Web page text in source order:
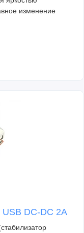
изменение
DC-DC 2A